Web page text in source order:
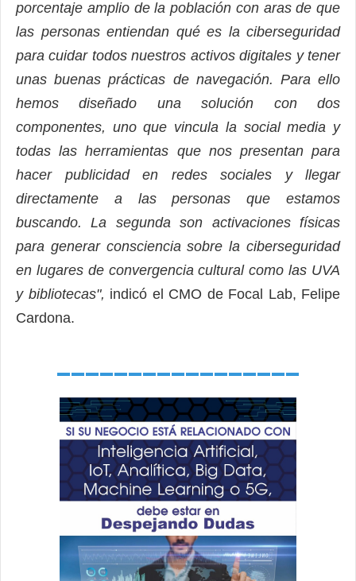
porcentaje amplio de la población con aras de que
las personas entiendan qué es la ciberseguridad
para cuidar todos nuestros activos digitales y tener
unas buenas prácticas de navegación. Para ello
hemos diseñado una solución con dos
componentes, uno que vincula la social media y
todas las herramientas que nos presentan para
hacer publicidad en redes sociales y llegar
directamente a las personas que estamos
buscando. La segunda son activaciones físicas
para generar consciencia sobre la ciberseguridad
en lugares de convergencia cultural como las UVA
y bibliotecas", indicó el CMO de Focal Lab, Felipe
Cardona.